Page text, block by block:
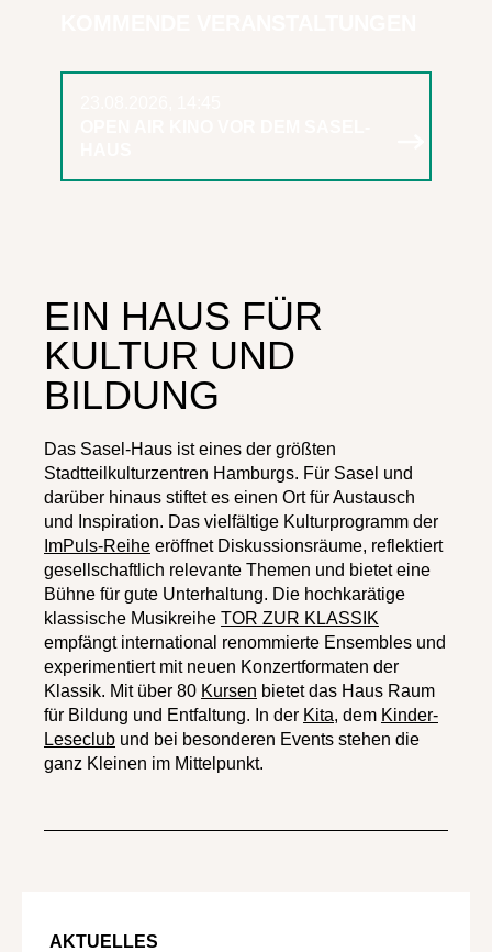
EIN HAUS FÜR
KULTUR UND
BILDUNG
Das Sasel-Haus ist eines der größten
Stadtteilkulturzentren Hamburgs. Für Sasel und
darüber hinaus stiftet es einen Ort für Austausch
und Inspiration. Das vielfältige Kulturprogramm der
ImPuls-Reihe eröffnet Diskussionsräume, reflektiert
gesellschaftlich relevante Themen und bietet eine
Bühne für gute Unterhaltung. Die hochkarätige
klassische Musikreihe TOR ZUR KLASSIK
empfängt international renommierte Ensembles und
experimentiert mit neuen Konzertformaten der
Klassik. Mit über 80 Kursen bietet das Haus Raum
für Bildung und Entfaltung. In der Kita, dem Kinder-
Leseclub und bei besonderen Events stehen die
ganz Kleinen im Mittelpunkt.
AKTUELLES